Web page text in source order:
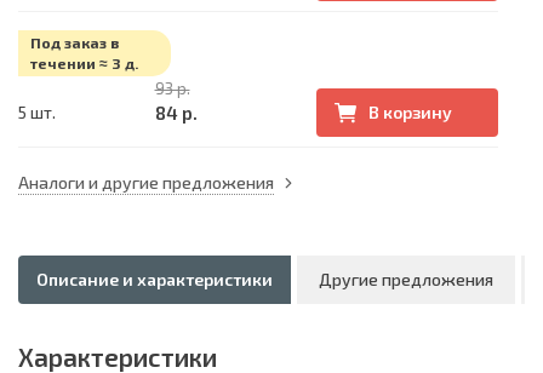
Под заказ в
течении ≈ 3 д.
5 шт.
93 р.
84 р. В корзину
Аналоги и другие предложения
Описание и характеристики Другие предложения
Характеристики